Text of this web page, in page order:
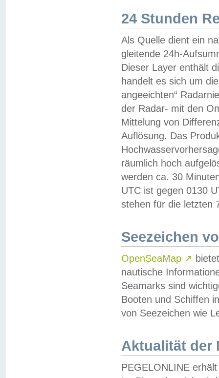
24 Stunden
Als Quelle dient ein
gleitende 24h-
Dieser Layer enthält
handelt es sich um
angeeichten“
der Radar- mit den
Mittelung von
Auflösung. Das
räumlich hoch
werden ca. 30
UTC ist gegen 0130
stehen für die letzten
Seezeichen
OpenSeaMap ↗
nautische
Seamarks sind
Booten und Schiffen
von Seezeichen wie
Aktualität der
PEGELONLINE